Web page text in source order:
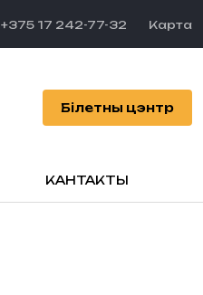
+375 17 242-77-32 Карта
Білетны цэнтр
КАНТАКТЫ